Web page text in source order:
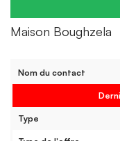
Maison Boughzela
Nom du contact
Type